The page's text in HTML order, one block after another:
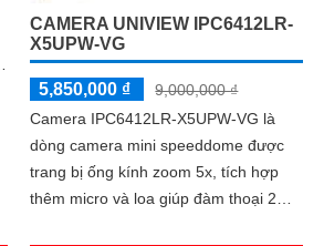
CAMERA UNIVIEW IPC6412LR-
X5UPW-VG
5,850,000 ₫
9,000,000 ₫
Camera IPC6412LR-X5UPW-VG là
dòng camera mini speeddome được
trang bị ống kính zoom 5x, tích hợp
thêm micro và loa giúp đàm thoại 2